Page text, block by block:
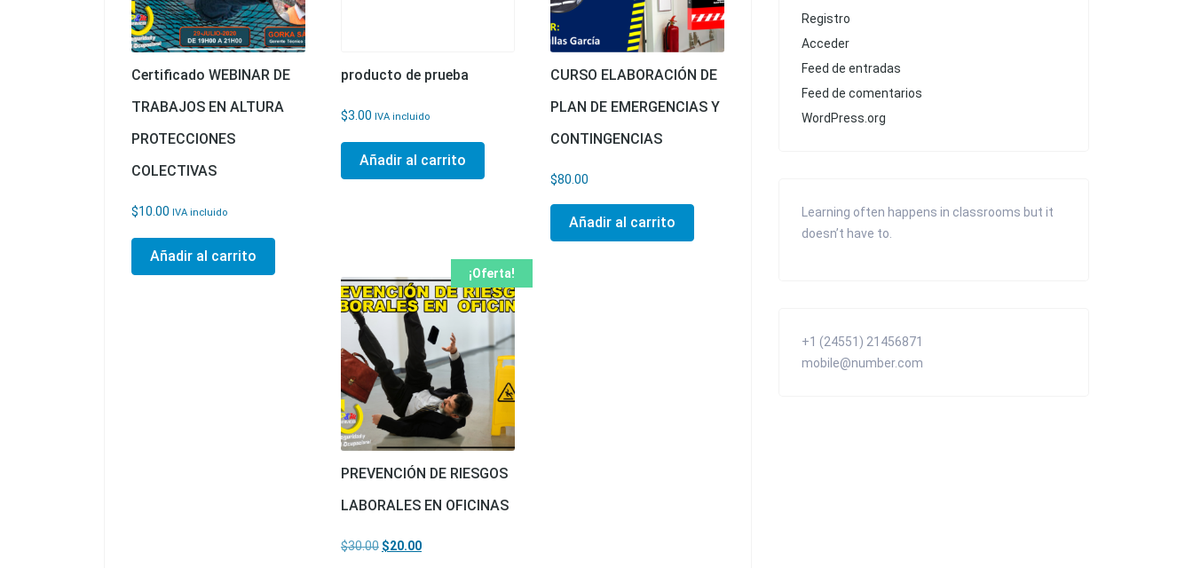
Certificado WEBINAR DE
TRABAJOS EN ALTURA
PROTECCIONES
COLECTIVAS
$10.00 IVA incluido
Añadir al carrito
producto de prueba
$3.00 IVA incluido
Añadir al carrito
CURSO ELABORACIÓN DE
PLAN DE EMERGENCIAS Y
CONTINGENCIAS
$80.00
Añadir al carrito
¡Oferta!
PREVENCIÓN DE RIESGOS
LABORALES EN OFICINAS
$30.00 El precio original era: $30.00.
$20.00El precio actual es: $20.00.
Registro
Acceder
Feed de entradas
Feed de comentarios
WordPress.org
Learning often happens in classrooms but it
doesn’t have to.
+1 (24551) 21456871
mobile@number.com